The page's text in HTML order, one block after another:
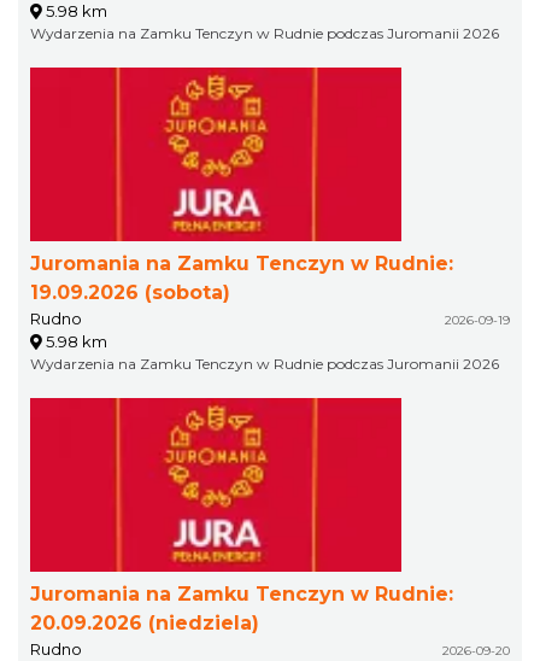
5.98 km
Wydarzenia na Zamku Tenczyn w Rudnie podczas Juromanii 2026
Juromania na Zamku Tenczyn w Rudnie:
19.09.2026 (sobota)
Rudno 2026-09-19
5.98 km
Wydarzenia na Zamku Tenczyn w Rudnie podczas Juromanii 2026
Juromania na Zamku Tenczyn w Rudnie:
20.09.2026 (niedziela)
Rudno 2026-09-20